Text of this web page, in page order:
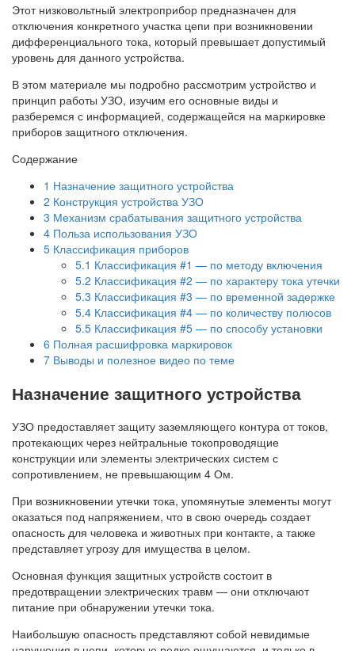
Этот низковольтный электроприбор предназначен для
отключения конкретного участка цепи при возникновении
дифференциального тока, который превышает допустимый
уровень для данного устройства.
В этом материале мы подробно рассмотрим устройство и
принцип работы УЗО, изучим его основные виды и
разберемся с информацией, содержащейся на маркировке
приборов защитного отключения.
Содержание
1 Назначение защитного устройства
2 Конструкция устройства УЗО
3 Механизм срабатывания защитного устройства
4 Польза использования УЗО
5 Классификация приборов
5.1 Классификация #1 — по методу включения
5.2 Классификация #2 — по характеру тока утечки
5.3 Классификация #3 — по временной задержке
5.4 Классификация #4 — по количеству полюсов
5.5 Классификация #5 — по способу установки
6 Полная расшифровка маркировок
7 Выводы и полезное видео по теме
Назначение защитного устройства
УЗО предоставляет защиту заземляющего контура от токов,
протекающих через нейтральные токопроводящие
конструкции или элементы электрических систем с
сопротивлением, не превышающим 4 Ом.
При возникновении утечки тока, упомянутые элементы могут
оказаться под напряжением, что в свою очередь создает
опасность для человека и животных при контакте, а также
представляет угрозу для имущества в целом.
Основная функция защитных устройств состоит в
предотвращении электрических травм — они отключают
питание при обнаружении утечки тока.
Наибольшую опасность представляют собой невидимые